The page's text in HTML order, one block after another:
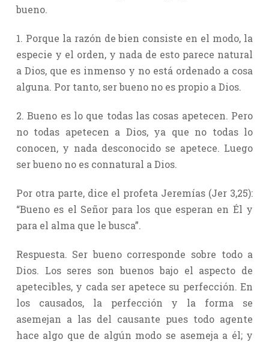
bueno.
1. Porque la razón de bien consiste en el modo, la
especie y el orden, y nada de esto parece natural
a Dios, que es inmenso y no está ordenado a cosa
alguna. Por tanto, ser bueno no es propio a Dios.
2. Bueno es lo que todas las cosas apetecen. Pero
no todas apetecen a Dios, ya que no todas lo
conocen, y nada desconocido se apetece. Luego
ser bueno no es connatural a Dios.
Por otra parte, dice el profeta Jeremías (Jer 3,25):
“Bueno es el Señor para los que esperan en Él y
para el alma que le busca”.
Respuesta. Ser bueno corresponde sobre todo a
Dios. Los seres son buenos bajo el aspecto de
apetecibles, y cada ser apetece su perfección. En
los causados, la perfección y la forma se
asemejan a las del causante pues todo agente
hace algo que de algún modo se asemeja a él; y